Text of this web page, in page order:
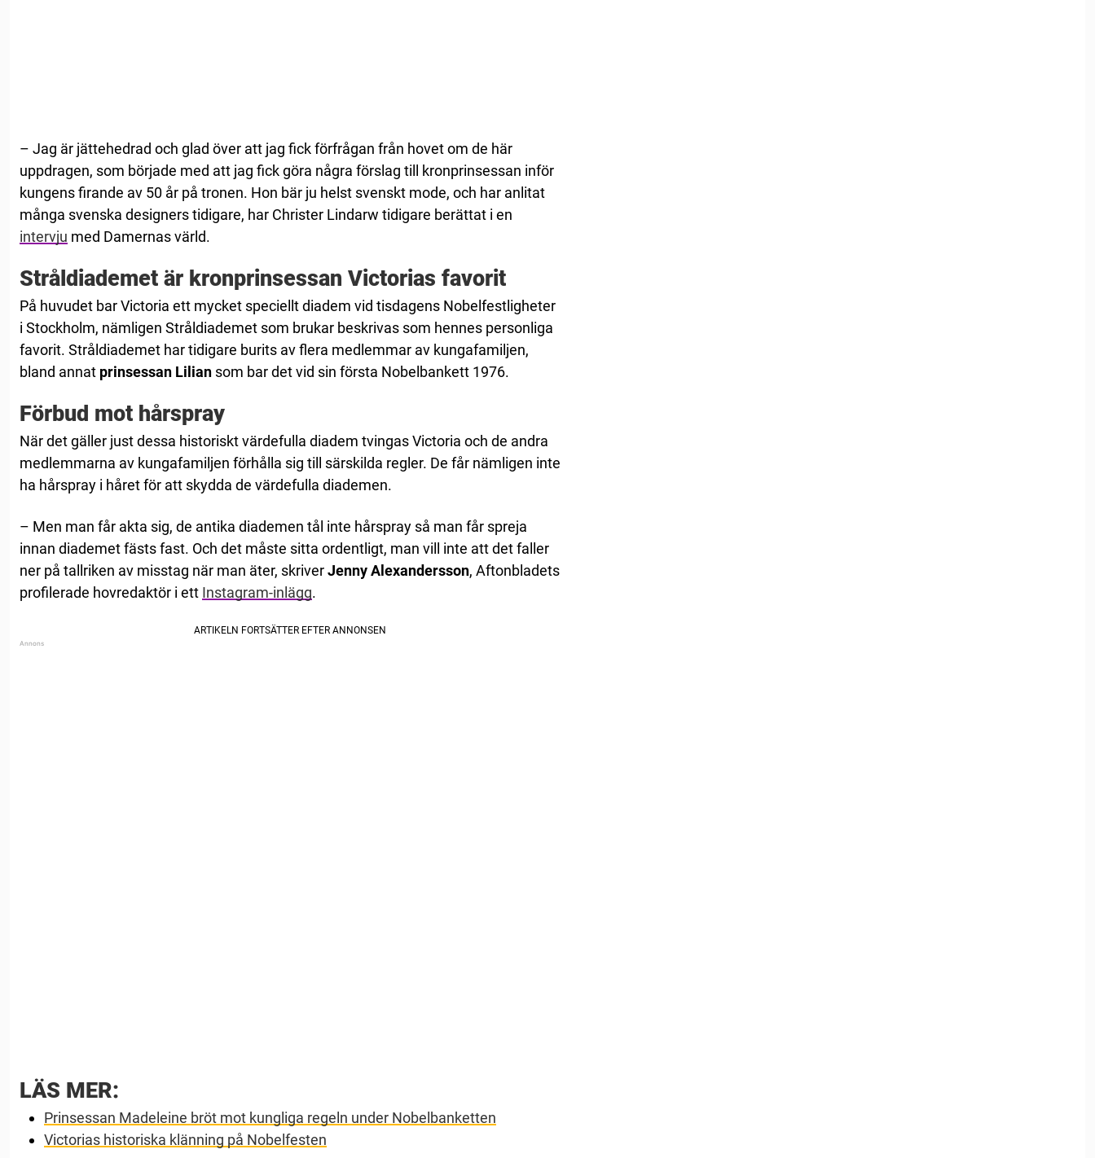
– Jag är jättehedrad och glad över att jag fick förfrågan från hovet om de här
uppdragen, som började med att jag fick göra några förslag till kronprinsessan inför
kungens firande av 50 år på tronen. Hon bär ju helst svenskt mode, och har anlitat
många svenska designers tidigare, har Christer Lindarw tidigare berättat i en
intervju med Damernas värld.
Stråldiademet är kronprinsessan Victorias favorit
På huvudet bar Victoria ett mycket speciellt diadem vid tisdagens Nobelfestligheter
i Stockholm, nämligen Stråldiademet som brukar beskrivas som hennes personliga
favorit. Stråldiademet har tidigare burits av flera medlemmar av kungafamiljen,
bland annat prinsessan Lilian som bar det vid sin första Nobelbankett 1976.
Förbud mot hårspray
När det gäller just dessa historiskt värdefulla diadem tvingas Victoria och de andra
medlemmarna av kungafamiljen förhålla sig till särskilda regler. De får nämligen inte
ha hårspray i håret för att skydda de värdefulla diademen.
– Men man får akta sig, de antika diademen tål inte hårspray så man får spreja
innan diademet fästs fast. Och det måste sitta ordentligt, man vill inte att det faller
ner på tallriken av misstag när man äter, skriverJenny Alexandersson, Aftonbladets
profilerade hovredaktör i ett Instagram-inlägg.
LÄS MER:
Prinsessan Madeleine bröt mot kungliga regeln under Nobelbanketten
Victorias historiska klänning på Nobelfesten